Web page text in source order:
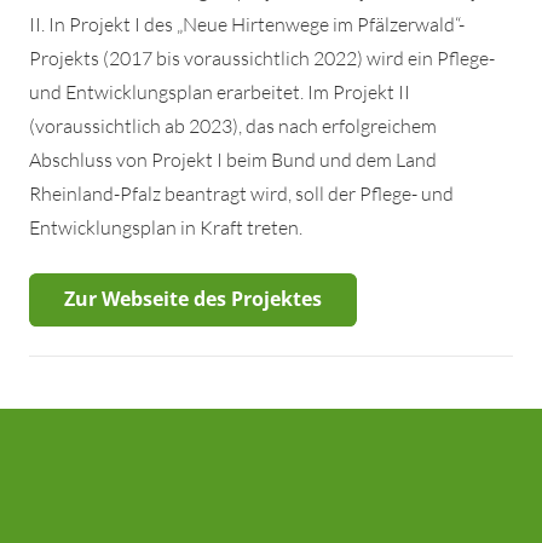
II. In Projekt I des „Neue Hirtenwege im Pfälzerwald“-
Projekts (2017 bis voraussichtlich 2022) wird ein Pflege-
und Entwicklungsplan erarbeitet. Im Projekt II
(voraussichtlich ab 2023), das nach erfolgreichem
Abschluss von Projekt I beim Bund und dem Land
Rheinland-Pfalz beantragt wird, soll der Pflege- und
Entwicklungsplan in Kraft treten.
Zur Webseite des Projektes